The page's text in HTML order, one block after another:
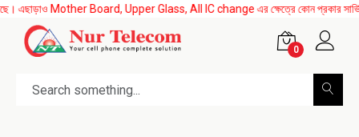
Mother Board, Upper Glass, All IC change এর ক্ষেত্রে কোন প্রকার সার্ভিস
0